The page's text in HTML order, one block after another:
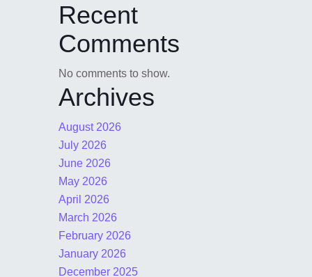
Recent
Comments
No comments to show.
Archives
August 2026
July 2026
June 2026
May 2026
April 2026
March 2026
February 2026
January 2026
December 2025